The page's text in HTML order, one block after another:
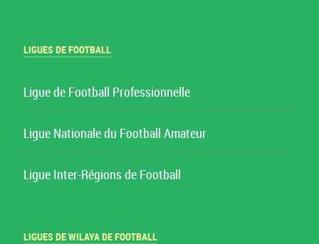
LIGUES DE FOOTBALL
Ligue de Football Professionnelle
Ligue Nationale du Football Amateur
Ligue Inter-Régions de Football
LIGUES DE WILAYA DE FOOTBALL